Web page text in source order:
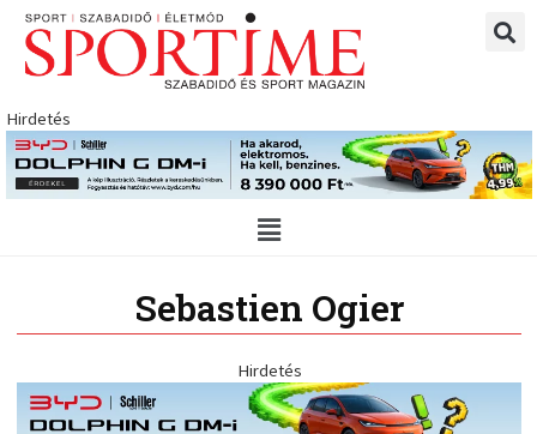
Skip
content
Hirdetés
Main
Menu
Sebastien Ogier
Hirdetés